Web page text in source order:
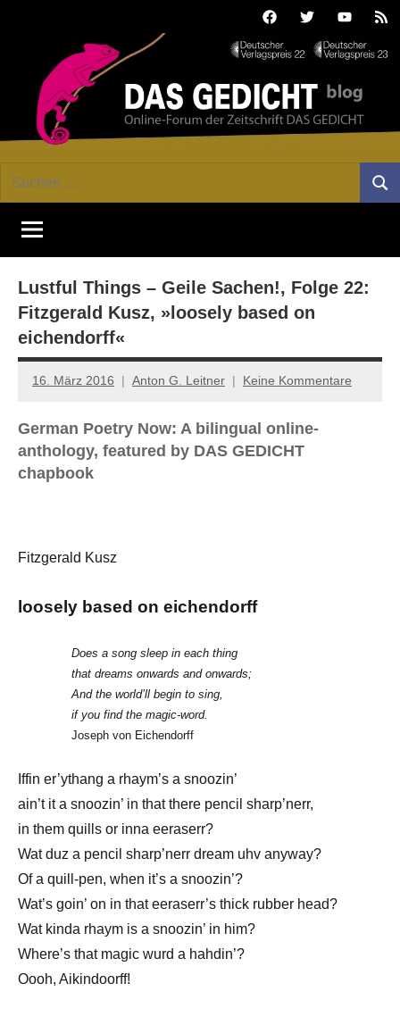
FacebookTwitterYoutube
GEDICHT
blog
Forum
von
DAS
Lyrik,
Essay
Suchen
Lustful Things – Geile Sachen!, Folge 22:
Fitzgerald Kusz, »loosely based on
eichendorff«
16. März 2016 Anton G. Leitner Keine Kommentare
German Poetry Now: A bilingual online-
anthology, featured by DAS GEDICHT
chapbook
Fitzgerald Kusz
loosely based on eichendorff
Does a song sleep in each thing
that dreams onwards and onwards;
And the world’ll begin to sing,
if you find the magic-word.
Joseph von Eichendorff
Iffin er’ythang a rhaym’s a snoozin’
ain’t it a snoozin’ in that there pencil sharp’nerr,
in them quills or inna eeraserr?
Wat duz a pencil sharp’nerr dream uhv anyway?
Of a quill-pen, when it’s a snoozin’?
Wat’s goin’ on in that eeraserr’s thick rubber head?
Wat kinda rhaym is a snoozin’ in him?
Where’s that magic wurd a hahdin’?
Oooh, Aikindoorff!